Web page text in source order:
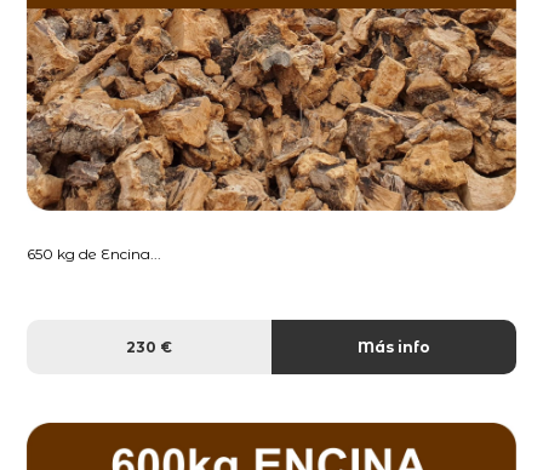
650 kg de Encina...
230 € Más info